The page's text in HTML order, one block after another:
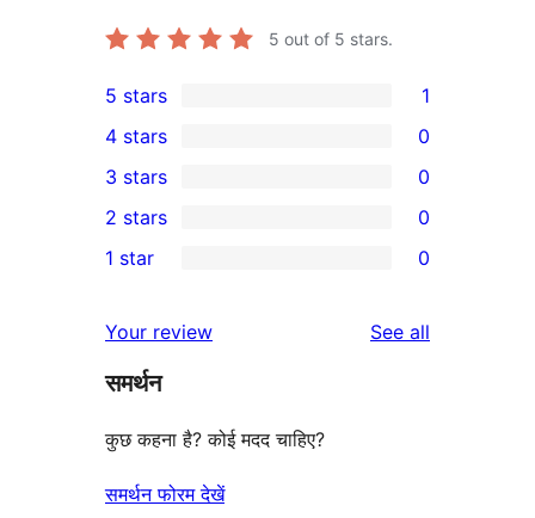
5 out of 5 stars.
1
5-
star
review
5 stars 1
4-
star
reviews
4 stars 0
0
3-
star
3 stars 0
2-
reviews
2 stars 0
star
reviews
1 star 0
Your review See all
समर्थन
कुछ कहना है? कोई मदद चाहिए?
समर्थन फोरम देखें